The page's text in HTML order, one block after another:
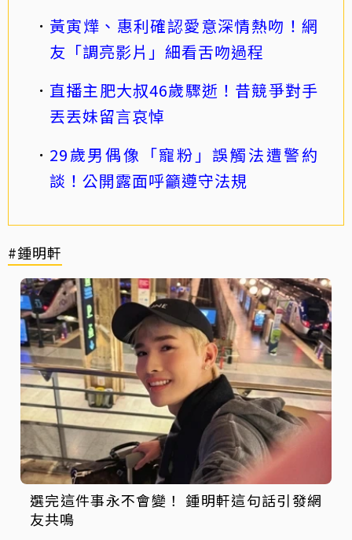
黃寅燁、惠利確認愛意深情熱吻！網
友「調亮影片」細看舌吻過程
直播主肥大叔46歲驟逝！昔競爭對手
丟丟妹留言哀悼
29歲男偶像「寵粉」誤觸法遭警約
談！公開露面呼籲遵守法規
#鍾明軒
選完這件事永不會變！ 鍾明軒這句話引發網
友共鳴